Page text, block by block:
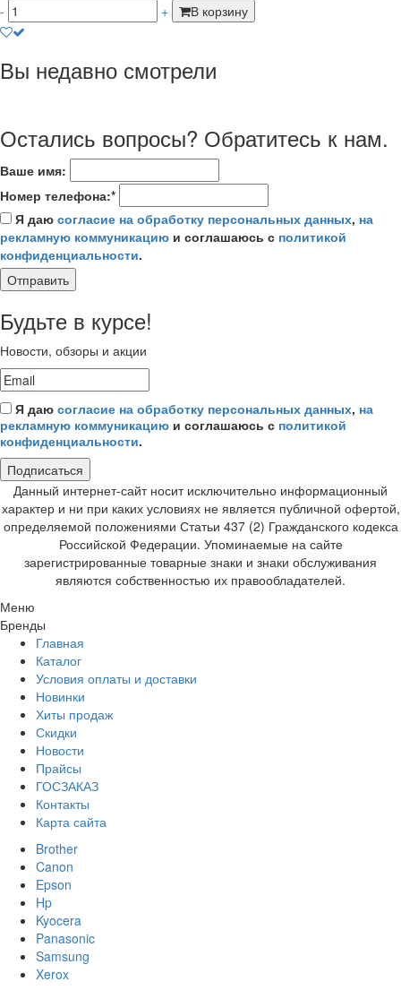
-
+ В корзину
Вы недавно смотрели
Остались вопросы? Обратитесь к нам.
Ваше имя:
Номер телефона:*
Я даю согласие на обработку персональных данных, на
рекламную коммуникацию и соглашаюсь с политикой
конфиденциальности.
Отправить
Будьте в курсе!
Новости, обзоры и акции
Я даю согласие на обработку персональных данных, на
рекламную коммуникацию и соглашаюсь с политикой
конфиденциальности.
Подписаться
Данный интернет-сайт носит исключительно информационный
характер и ни при каких условиях не является публичной офертой,
определяемой положениями Статьи 437 (2) Гражданского кодекса
Российской Федерации. Упоминаемые на сайте
зарегистрированные товарные знаки и знаки обслуживания
являются собственностью их правообладателей.
Меню
Бренды
Главная
Каталог
Условия оплаты и доставки
Новинки
Хиты продаж
Скидки
Новости
Прайсы
ГОСЗАКАЗ
Контакты
Карта сайта
Brother
Canon
Epson
Hp
Kyocera
Panasonic
Samsung
Xerox